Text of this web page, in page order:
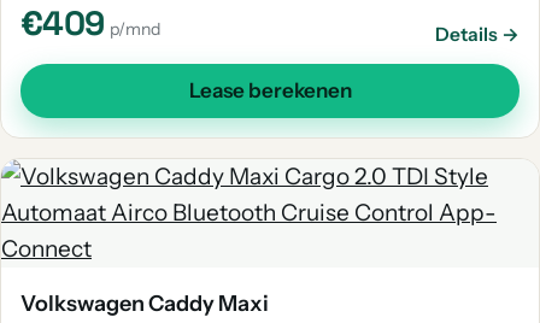
€409 p/mnd Details →
Lease berekenen
Volkswagen Caddy Maxi